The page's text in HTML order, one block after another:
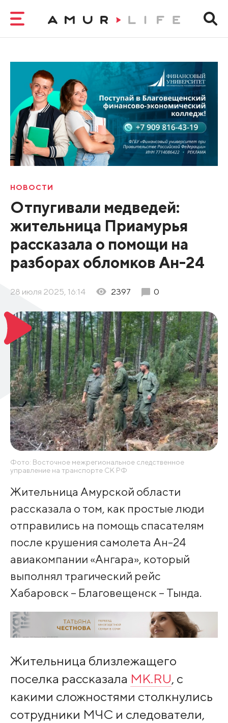
НОВОСТИ
Отпугивали медведей:
жительница Приамурья
рассказала о помощи на
разборах обломков Ан-24
28 июля 2025, 16:14 2397 0
Фото: Восточное межрегиональное следственное
управление на транспорте СК РФ
Жительница Амурской области
рассказала о том, как простые люди
отправились на помощь спасателям
после крушения самолета Ан-24
авиакомпании «Ангара», который
выполнял трагический рейс
Хабаровск – Благовещенск – Тында.
Жительница близлежащего
поселка рассказала МК.RU, с
какими сложностями столкнулись
сотрудники МЧС и следователи,